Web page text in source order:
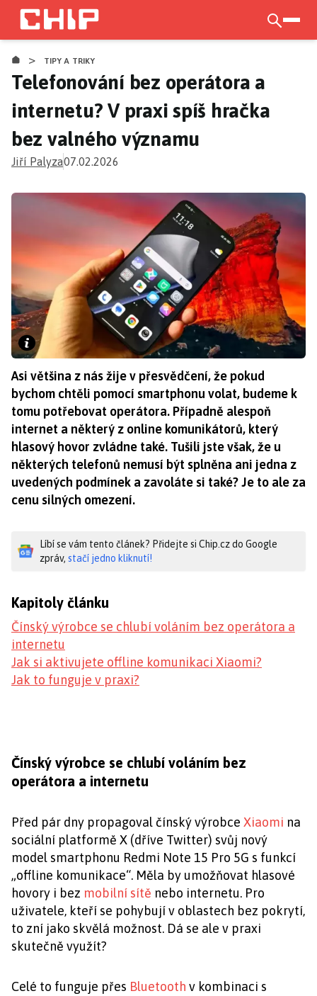
Přejít
hlavnímu
obsahu
> TIPY A TRIKY
Telefonování bez operátora a
internetu? V praxi spíš hračka
bez valného významu
Jiří Palyza07.02.2026
Asi většina z nás žije v přesvědčení, že pokud
bychom chtěli pomocí smartphonu volat, budeme k
tomu potřebovat operátora. Případně alespoň
internet a některý z online komunikátorů, který
hlasový hovor zvládne také. Tušili jste však, že u
některých telefonů nemusí být splněna ani jedna z
uvedených podmínek a zavoláte si také? Je to ale za
cenu silných omezení.
Líbí se vám tento článek? Přidejte si Chip.cz do Google
zpráv, stačí jedno kliknutí!
Kapitoly článku
Čínský výrobce se chlubí voláním bez operátora a
internetu
Jak si aktivujete offline komunikaci Xiaomi?
Jak to funguje v praxi?
Čínský výrobce se chlubí voláním bez
operátora a internetu
Před pár dny propagoval čínský výrobce Xiaomi na
sociální platformě X (dříve Twitter) svůj nový
model smartphonu Redmi Note 15 Pro 5G s funkcí
„offline komunikace“. Měla by umožňovat hlasové
hovory i bez mobilní sítě nebo internetu. Pro
uživatele, kteří se pohybují v oblastech bez pokrytí,
to zní jako skvělá možnost. Dá se ale v praxi
skutečně využít?
Celé to funguje přes Bluetooth v kombinaci s